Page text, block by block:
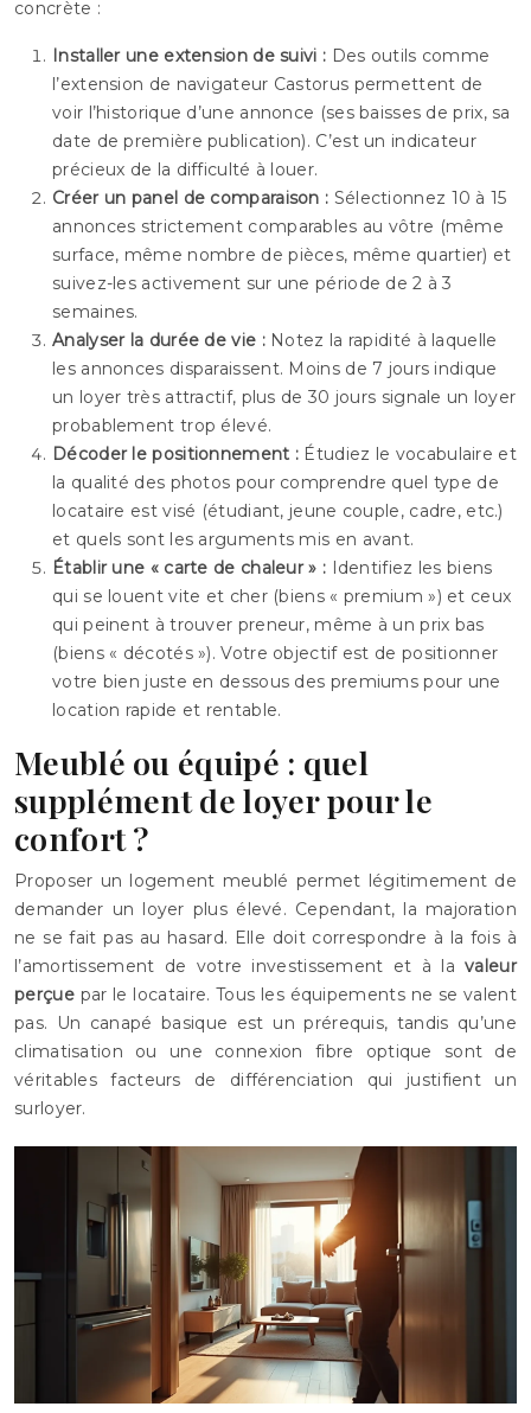
concrète :
Installer une extension de suivi : Des outils comme
l’extension de navigateur Castorus permettent de
voir l’historique d’une annonce (ses baisses de prix, sa
date de première publication). C’est un indicateur
précieux de la difficulté à louer.
Créer un panel de comparaison : Sélectionnez 10 à 15
annonces strictement comparables au vôtre (même
surface, même nombre de pièces, même quartier) et
suivez-les activement sur une période de 2 à 3
semaines.
Analyser la durée de vie :Notez la rapidité à laquelle
les annonces disparaissent. Moins de 7 jours indique
un loyer très attractif, plus de 30 jours signale un loyer
probablement trop élevé.
Décoder le positionnement : Étudiez le vocabulaire et
la qualité des photos pour comprendre quel type de
locataire est visé (étudiant, jeune couple, cadre, etc.)
et quels sont les arguments mis en avant.
Établir une « carte de chaleur » : Identifiez les biens
qui se louent vite et cher (biens « premium ») et ceux
qui peinent à trouver preneur, même à un prix bas
(biens « décotés »). Votre objectif est de positionner
votre bien juste en dessous des premiums pour une
location rapide et rentable.
Meublé ou équipé : quel
supplément de loyer pour le
confort ?
Proposer un logement meublé permet légitimement de
demander un loyer plus élevé. Cependant, la majoration
ne se fait pas au hasard. Elle doit correspondre à la fois à
l’amortissement de votre investissement et à lavaleur
perçuepar le locataire. Tous les équipements ne se valent
pas. Un canapé basique est un prérequis, tandis qu’une
climatisation ou une connexion fibre optique sont de
véritables facteurs de différenciation qui justifient un
surloyer.